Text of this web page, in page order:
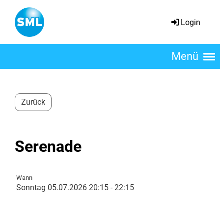
Login
Menü
Zurück
Serenade
Wann
Sonntag 05.07.2026 20:15 - 22:15